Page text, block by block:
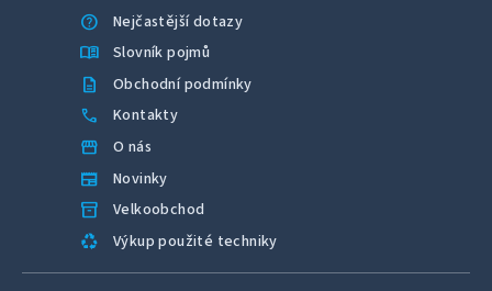
help
Nejčastější dotazy
menu_book Slovník pojmů
description Obchodní podmínky
call Kontakty
storefront O nás
newspaper Novinky
inventory_2 Velkoobchod
recycling Výkup použité techniky